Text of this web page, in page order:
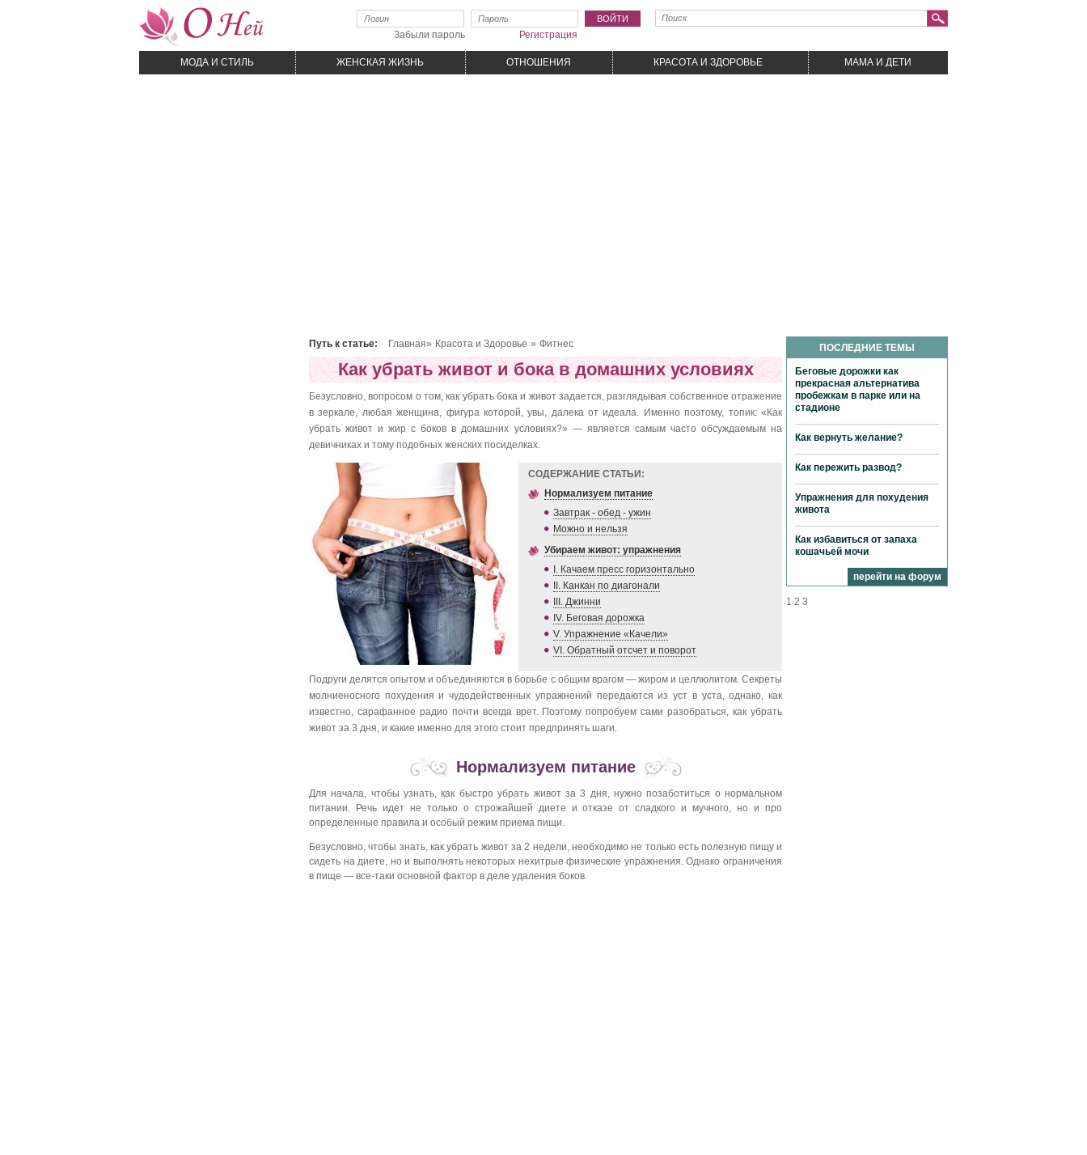
Путь к статье: Главная» Красота и Здоровье » Фитнес
Как убрать живот и бока в домашних условиях
Безусловно, вопросом о том, как убрать бока и живот задается, разглядывая собственное отражение
в зеркале, любая женщина, фигура которой, увы, далека от идеала. Именно поэтому, топик: «Как
убрать живот и жир с боков в домашних условиях?» — является самым часто обсуждаемым на
девичниках и тому подобных женских посиделках.
СОДЕРЖАНИЕ СТАТЬИ:
Нормализуем питание
Завтрак - обед - ужин
Можно и нельзя
Убираем живот: упражнения
I. Качаем пресс горизонтально
II. Канкан по диагонали
III. Джинни
IV. Беговая дорожка
V. Упражнение «Качели»
VI. Обратный отсчет и поворот
Подруги делятся опытом и объединяются в борьбе с общим врагом — жиром и целлюлитом. Секреты
молниеносного похудения и чудодейственных упражнений передаются из уст в уста, однако, как
известно, сарафанное радио почти всегда врет. Поэтому попробуем сами разобраться, как убрать
живот за 3 дня, и какие именно для этого стоит предпринять шаги.
Нормализуем питание
Для начала, чтобы узнать, как быстро убрать живот за 3 дня, нужно позаботиться о нормальном
питании. Речь идет не только о строжайшей диете и отказе от сладкого и мучного, но и про
определенные правила и особый режим приема пищи.
Безусловно, чтобы знать, как убрать живот за 2 недели, необходимо не только есть полезную пищу и
сидеть на диете, но и выполнять некоторых нехитрые физические упражнения. Однако ограничения
в пище — все-таки основной фактор в деле удаления боков.
ПОСЛЕДНИЕ ТЕМЫ
Беговые дорожки как
прекрасная альтернатива
пробежкам в парке или на
стадионе
Как вернуть желание?
Как пережить развод?
Упражнения для похудения
живота
Как избавиться от запаха
кошачьей мочи
перейти на форум
1 2 3
Забыли пароль Регистрация
МОДА И CТИЛЬ ЖЕНСКАЯ ЖИЗНЬ ОТНОШЕНИЯ КРАСОТА И ЗДОРОВЬЕ МАМА И ДЕТИ